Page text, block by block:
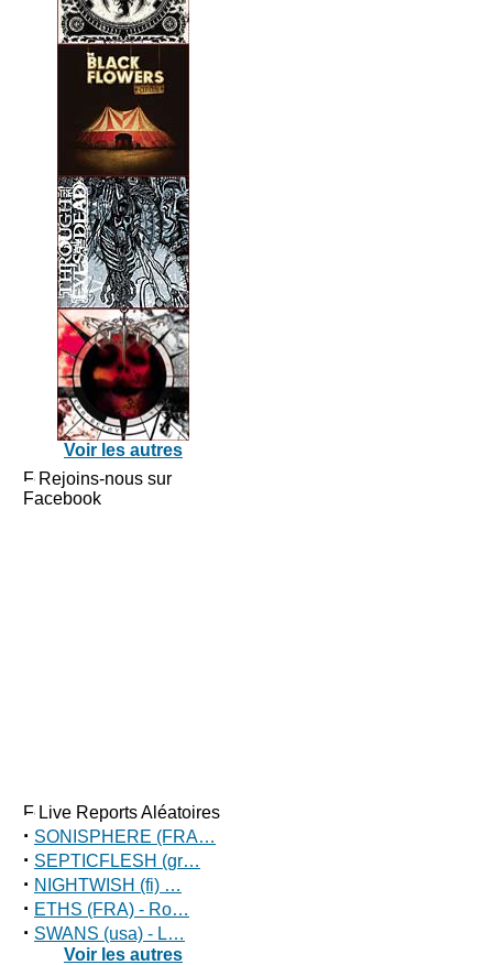
Voir les autres
Rejoins-nous sur
Facebook
Live Reports Aléatoires
· SONISPHERE (FRA…
· SEPTICFLESH (gr…
· NIGHTWISH (fi) …
· ETHS (FRA) - Ro…
· SWANS (usa) - L…
Voir les autres